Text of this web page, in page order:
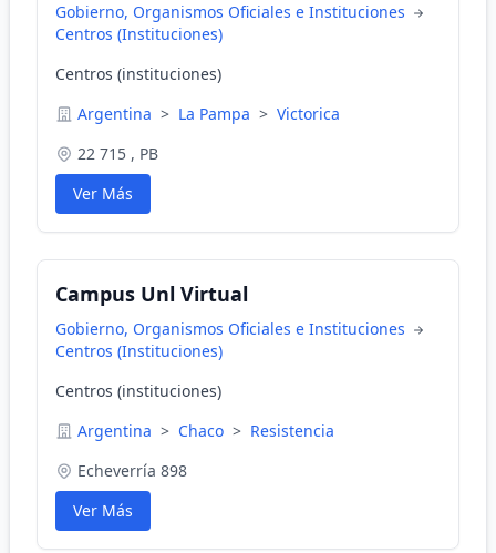
Gobierno, Organismos Oficiales e Instituciones
Centros (Instituciones)
Centros (instituciones)
Argentina > La Pampa > Victorica
22 715 , PB
Ver Más
Campus Unl Virtual
Gobierno, Organismos Oficiales e Instituciones
Centros (Instituciones)
Centros (instituciones)
Argentina > Chaco > Resistencia
Echeverría 898
Ver Más